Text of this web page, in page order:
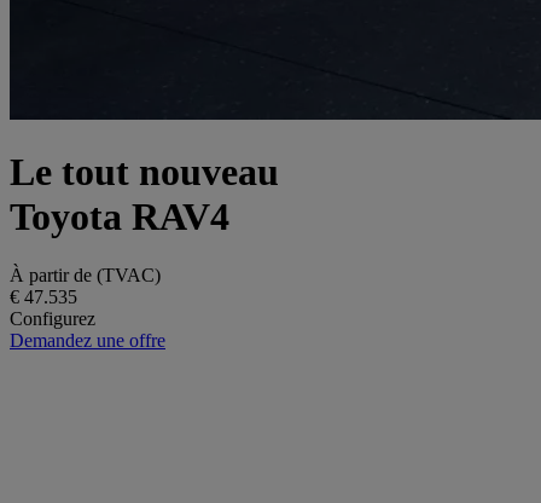
Le tout nouveau
Toyota RAV4
À partir de (TVAC)
€ 47.535
Configurez
Demandez une offre